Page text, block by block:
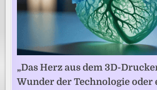
„Das Herz aus dem 3D-
Wunder der Technologie oder